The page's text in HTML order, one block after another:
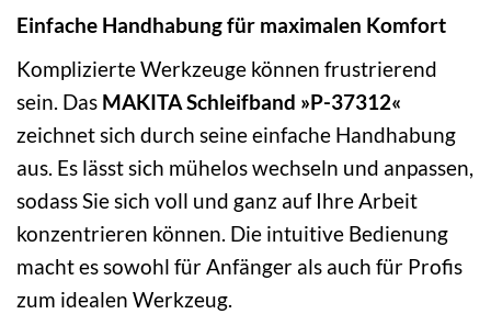
Einfache Handhabung für maximalen Komfort
Komplizierte Werkzeuge können frustrierend
sein. Das MAKITA Schleifband »P-37312«
zeichnet sich durch seine einfache Handhabung
aus. Es lässt sich mühelos wechseln und anpassen,
sodass Sie sich voll und ganz auf Ihre Arbeit
konzentrieren können. Die intuitive Bedienung
macht es sowohl für Anfänger als auch für Profis
zum idealen Werkzeug.